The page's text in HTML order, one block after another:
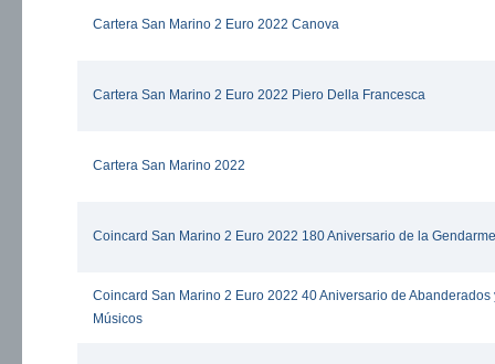
Cartera San Marino 2 Euro 2022 Canova
Cartera San Marino 2 Euro 2022 Piero Della Francesca
Cartera San Marino 2022
Coincard San Marino 2 Euro 2022 180 Aniversario de la
Coincard San Marino 2 Euro 2022 40 Aniversario de Abanderados
Músicos